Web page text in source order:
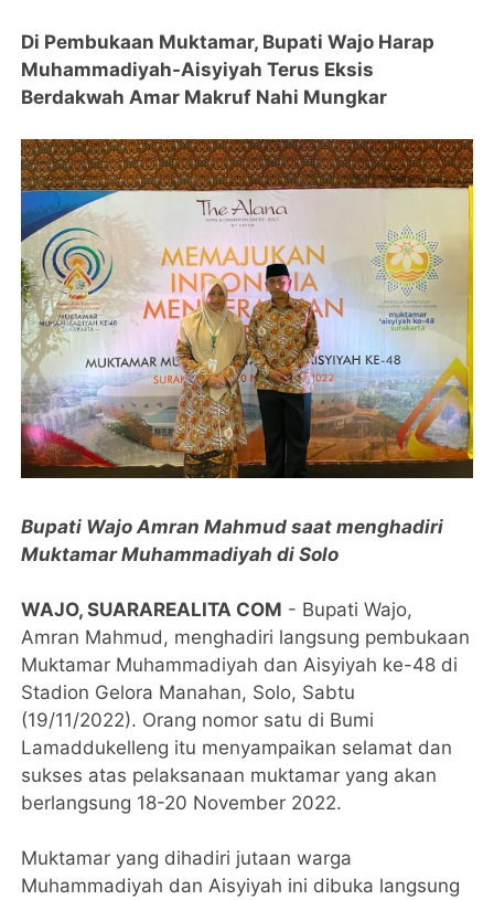
Di Pembukaan Muktamar, Bupati Wajo Harap
Muhammadiyah-Aisyiyah Terus Eksis
Berdakwah Amar Makruf Nahi Mungkar
Bupati Wajo Amran Mahmud saat menghadiri
Muktamar Muhammadiyah di Solo
WAJO, SUARAREALITA COM - Bupati Wajo,
Amran Mahmud, menghadiri langsung pembukaan
Muktamar Muhammadiyah dan Aisyiyah ke-48 di
Stadion Gelora Manahan, Solo, Sabtu
(19/11/2022). Orang nomor satu di Bumi
Lamaddukelleng itu menyampaikan selamat dan
sukses atas pelaksanaan muktamar yang akan
berlangsung 18-20 November 2022.
Muktamar yang dihadiri jutaan warga
Muhammadiyah dan Aisyiyah ini dibuka langsung